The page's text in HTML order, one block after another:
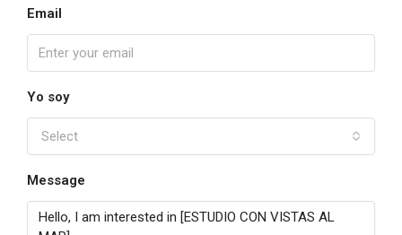
Email
Yo soy
Select
Message